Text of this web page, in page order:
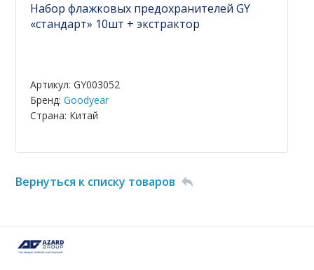
Набор флажковых предохранителей GY
«стандарт» 10шт + экстрактор
Артикул: GY003052
Бренд:Goodyear
Страна: Китай
Вернуться к списку товаров